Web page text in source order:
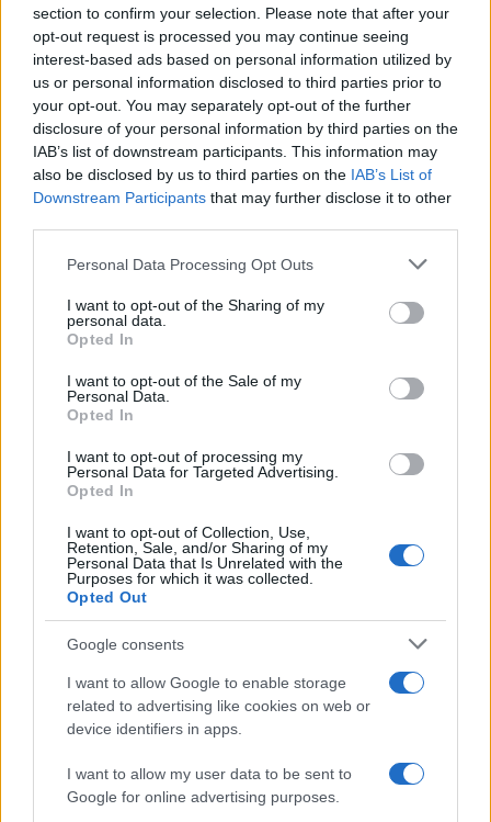
section to confirm your selection. Please note that after your
opt-out request is processed you may continue seeing
interest-based ads based on personal information utilized by
us or personal information disclosed to third parties prior to
your opt-out. You may separately opt-out of the further
disclosure of your personal information by third parties on the
IAB’s list of downstream participants. This information may
also be disclosed by us to third parties on the IAB’s List of
Downstream Participants that may further disclose it to other
Please note that this website/app uses one or more Google
not limited to your visit or usage behaviour. You may click to
grant or deny consent to Google and its third-party tags to
use your data for below specified purposes in below Google
consent section.
Personal Data Processing Opt Outs
I want to opt-out of the Sharing of my
personal data.
Opted In
I want to opt-out of the Sale of my
Personal Data.
Opted In
I want to opt-out of processing my
Personal Data for Targeted Advertising.
Opted In
I want to opt-out of Collection, Use,
Retention, Sale, and/or Sharing of my
Personal Data that Is Unrelated with the
Purposes for which it was collected.
Opted Out
Google consents
I want to allow Google to enable storage
related to advertising like cookies on web or
device identifiers in apps.
I want to allow my user data to be sent to
Google for online advertising purposes.
NEWS
Brent chute de 8,3% : les matières premières corrigent en août
2026
Juliette Bernard · 7 Août 2026
NEWS